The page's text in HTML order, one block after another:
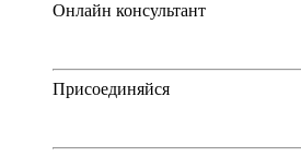
Онлайн консультант
Присоединяйся